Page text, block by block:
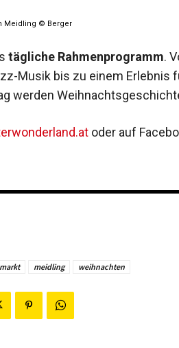
Meidling © Berger
tägliche Rahmenprogramm.
Musik bis zu einem Erlebnis
werden
oder auf
markt meidling weihnachten